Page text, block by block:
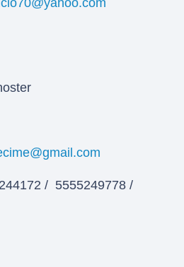
/ 5555249778 /